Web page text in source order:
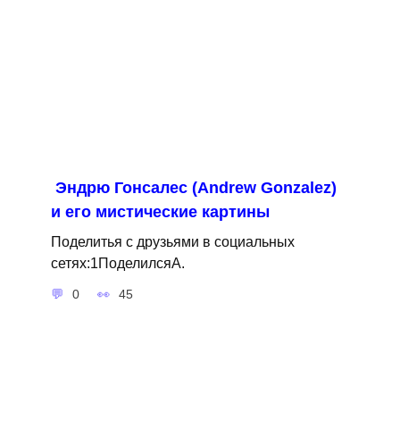
Эндрю Гонсалес (Andrew Gonzalez)
и его мистические картины
Поделитья с друзьями в социальных
сетях:1ПоделилсяA.
0 45